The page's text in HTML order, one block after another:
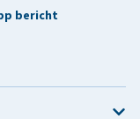
bericht